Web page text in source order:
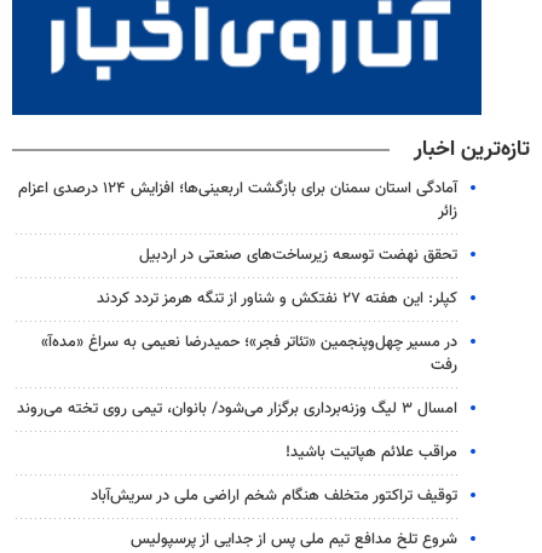
تازه‌ترین اخبار
آمادگی استان سمنان برای بازگشت اربعینی‌ها؛ افزایش ۱۲۴ درصدی اعزام
زائر
تحقق نهضت توسعه زیرساخت‌های صنعتی در اردبیل
کپلر: این هفته ۲۷ نفتکش و شناور از تنگه هرمز تردد کردند
در مسیر چهل‌وپنجمین «تئاتر فجر»؛ حمیدرضا نعیمی به سراغ «مده‌آ»
رفت
امسال ۳ لیگ وزنه‌برداری برگزار می‌شود/ بانوان، تیمی روی تخته می‌روند
مراقب علائم هپاتیت باشید!
توقیف تراکتور متخلف هنگام شخم اراضی ملی در سریش‌آباد
شروع تلخ مدافع تیم ملی پس از جدایی از پرسپولیس